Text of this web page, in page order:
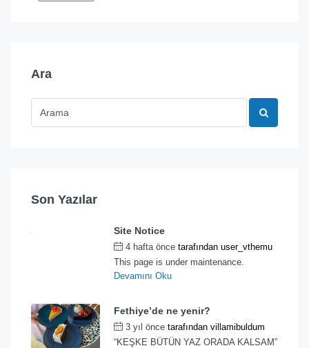
Ara
Son Yazılar
Site Notice
4 hafta önce tarafından user_vthemu
This page is under maintenance.
Devamını Oku
Fethiye’de ne yenir?
3 yıl önce tarafından villamibuldum
“KEŞKE BÜTÜN YAZ ORADA KALSAM”